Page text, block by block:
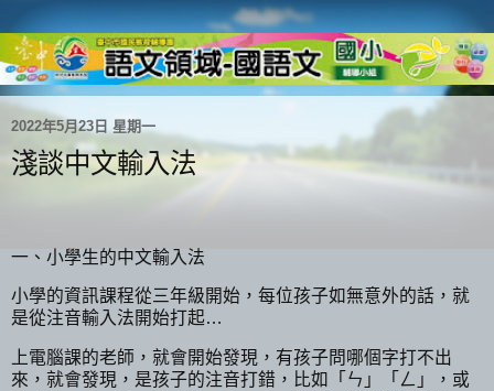
2022年5月23日 星期一
淺談中文輸入法
一、小學生的中文輸入法
小學的資訊課程從三年級開始，每位孩子如無意外的話，就
是從注音輸入法開始打起…
上電腦課的老師，就會開始發現，有孩子問哪個字打不出
來，就會發現，是孩子的注音打錯，比如「ㄣ」「ㄥ」，或